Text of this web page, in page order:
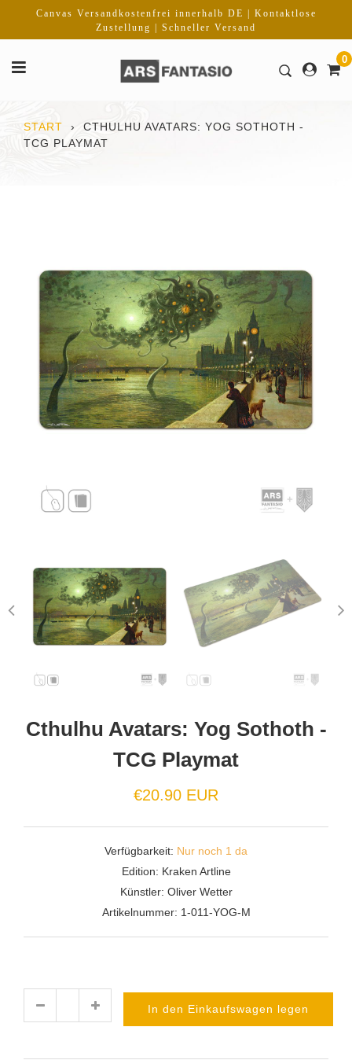
Inhalt
Canvas Versandkostenfrei innerhalb DE | Kontaktlose
Zustellung | Schneller Versand
0
START ›
CTHULHU AVATARS: YOG SOTHOTH -
TCG PLAYMAT
Cthulhu Avatars: Yog Sothoth -
TCG Playmat
€20.90 EUR
Verfügbarkeit: Nur noch 1 da
Edition: Kraken Artline
Künstler: Oliver Wetter
Artikelnummer: 1-011-YOG-M
In den Einkaufswagen legen